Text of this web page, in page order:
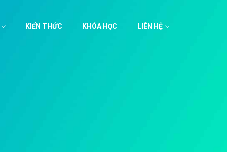
KIẾN THỨC KHÓA HỌC LIÊN HỆ